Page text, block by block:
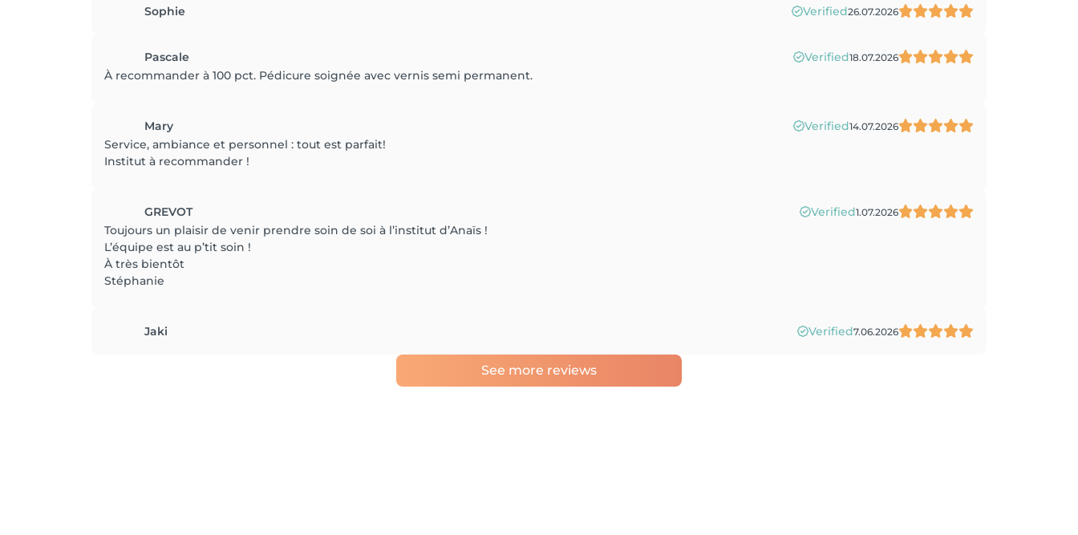
Sophie Verified26.07.2026
Pascale Verified18.07.2026
À recommander à 100 pct. Pédicure soignée avec vernis semi permanent.
Mary Verified14.07.2026
Service, ambiance et personnel : tout est parfait!
Institut à recommander !
GREVOT Verified1.07.2026
Toujours un plaisir de venir prendre soin de soi à l’institut d’Anaïs !
L’équipe est au p’tit soin !
À très bientôt
Stéphanie
Jaki Verified7.06.2026
See more reviews